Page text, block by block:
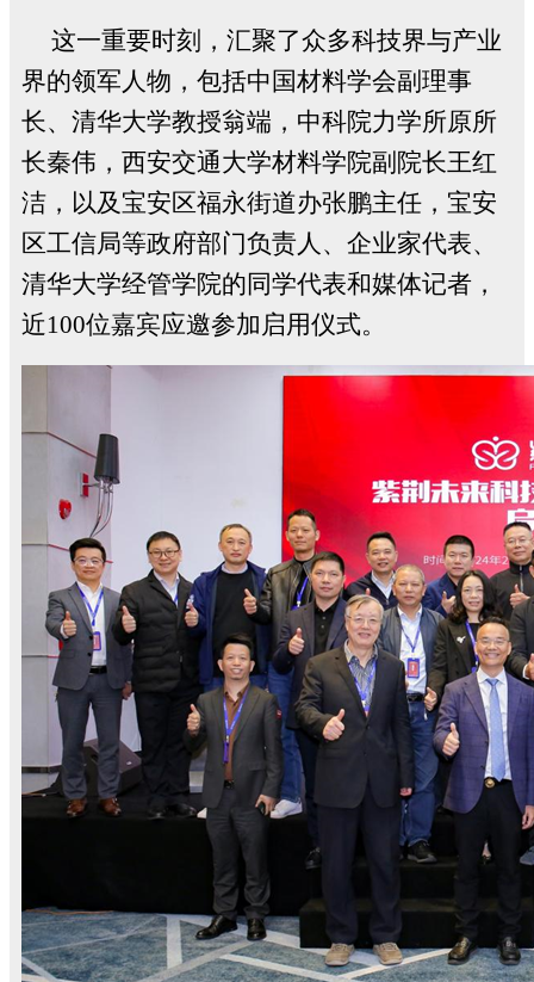
这一重要时刻，汇聚了众多科技界与产业
界的领军人物，包括中国材料学会副理事
长、清华大学教授翁端，中科院力学所原所
长秦伟，西安交通大学材料学院副院长王红
洁，以及宝安区福永街道办张鹏主任，宝安
区工信局等政府部门负责人、企业家代表、
清华大学经管学院的同学代表和媒体记者，
近100位嘉宾应邀参加启用仪式。